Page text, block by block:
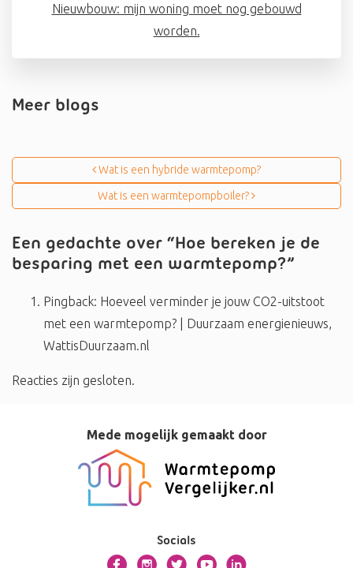
Nieuwbouw: mijn woning moet nog gebouwd
worden.
Meer blogs
Wat is een hybride warmtepomp?
Wat is een warmtepompboiler?
Een gedachte over “Hoe bereken je de
besparing met een warmtepomp?”
Pingback: Hoeveel verminder je jouw CO2-uitstoot
met een warmtepomp? | Duurzaam energienieuws,
WattisDuurzaam.nl
Reacties zijn gesloten.
Mede mogelijk gemaakt door
Socials